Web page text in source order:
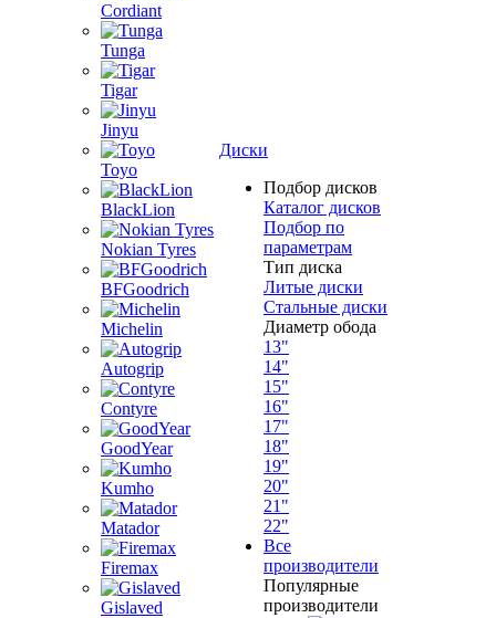
Cordiant
Tunga
Tigar
Jinyu
Toyo
BlackLion
Nokian Tyres
BFGoodrich
Michelin
Autogrip
Contyre
GoodYear
Kumho
Matador
Firemax
Gislaved
Диски
Подбор дисков
Каталог дисков
Подбор по
параметрам
Тип диска
Литые диски
Стальные диски
Диаметр обода
13"
14"
15"
16"
17"
18"
19"
20"
21"
22"
Все
производители
Популярные
производители